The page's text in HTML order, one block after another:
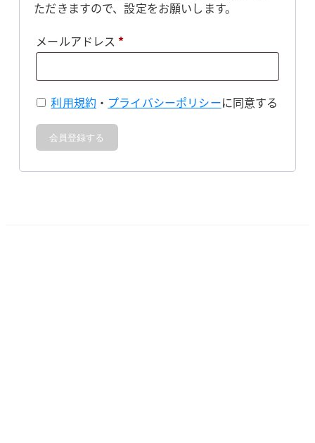
ただきますので、設定をお願いします。
メールアドレス *必
利用規約 ・ プライバシーポリシーに同意する
会員登録する